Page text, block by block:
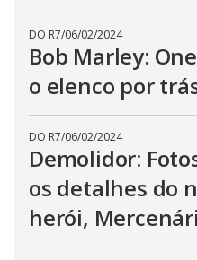
DO R7/06/02/2024
Bob Marley:
o elenco por
DO R7/06/02/2024
Demolidor:
os detalhes do
herói,